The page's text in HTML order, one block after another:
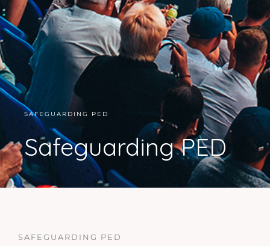
SAFEGUARDING PED
Safeguarding PED
SAFEGUARDING PED